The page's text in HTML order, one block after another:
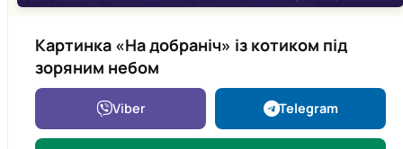
Картинка «На добраніч» із котиком під
зоряним небом
Viber Telegram